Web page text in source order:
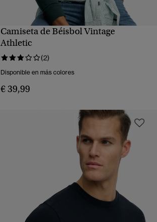
Camiseta de Béisbol Vintage
Athletic
(2)
Disponible en más colores
€ 39,99